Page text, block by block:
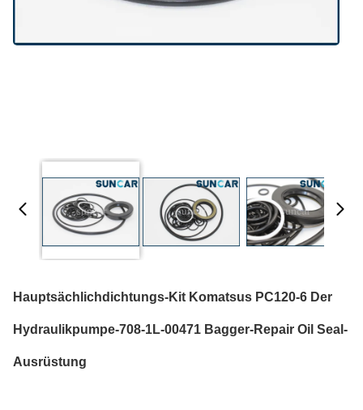
Hauptsächlichdichtungs-Kit Komatsus PC120-6 Der
Hydraulikpumpe-708-1L-00471 Bagger-Repair Oil Seal-
Ausrüstung